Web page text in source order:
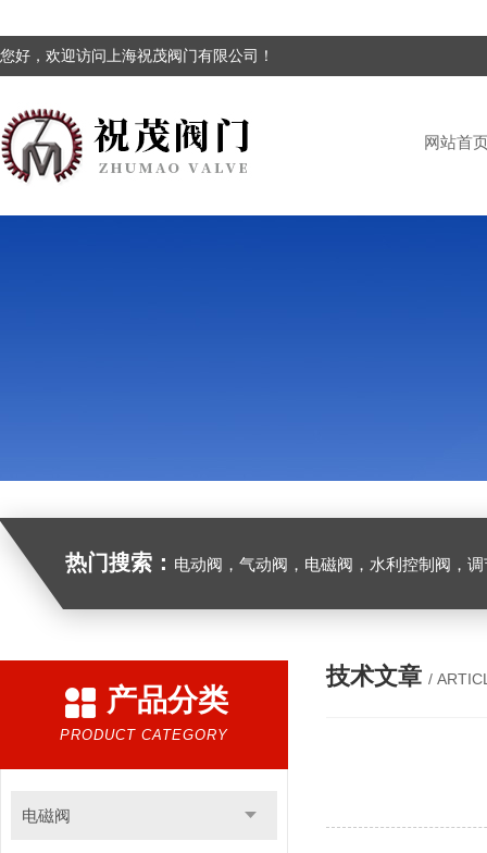
您好，欢迎访问上海祝茂阀门有限公司！
网站首
热门搜索： 电动阀，气动阀，电磁阀，水利控制阀，调节
产品分类
PRODUCT CATEGORY
电磁阀
技术文章 /